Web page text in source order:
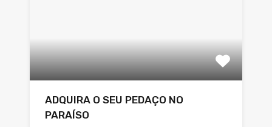
ADQUIRA O SEU PEDAÇO NO
PARAÍSO